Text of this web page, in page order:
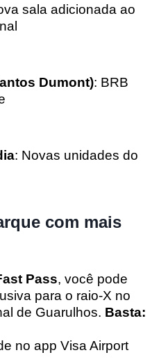
sala adicionada ao
Dumont): BRB
: Novas unidades do
com mais
Pass, você pode
para o raio-X no
de Guarulhos. Basta:
no app Visa Airport